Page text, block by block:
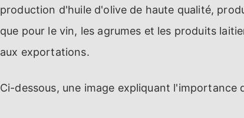
production d'huile d'olive de haute qualité,
que pour le vin, les agrumes et les produits
aux exportations.
Ci-dessous, une image expliquant